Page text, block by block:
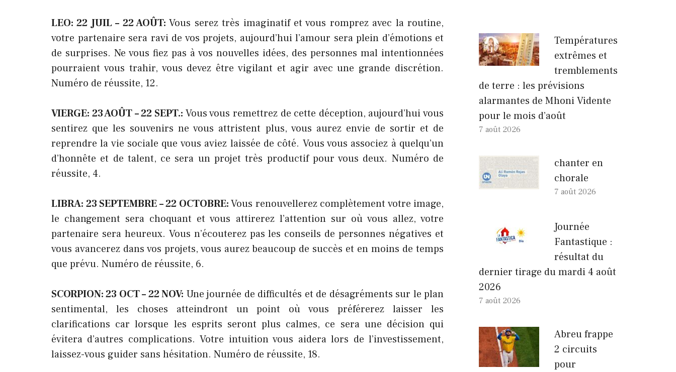
LEO: 22 JUIL – 22 AOÛT:Vous serez très imaginatif et vous romprez avec la routine,
votre partenaire sera ravi de vos projets, aujourd’hui l’amour sera plein d’émotions et
de surprises. Ne vous fiez pas à vos nouvelles idées, des personnes mal intentionnées
pourraient vous trahir, vous devez être vigilant et agir avec une grande discrétion.
Numéro de réussite, 12.
VIERGE: 23 AOÛT – 22 SEPT.: Vous vous remettrez de cette déception, aujourd’hui vous
sentirez que les souvenirs ne vous attristent plus, vous aurez envie de sortir et de
reprendre la vie sociale que vous aviez laissée de côté. Vous vous associez à quelqu’un
d’honnête et de talent, ce sera un projet très productif pour vous deux. Numéro de
réussite, 4.
LIBRA: 23 SEPTEMBRE – 22 OCTOBRE:Vous renouvellerez complètement votre image,
le changement sera choquant et vous attirerez l’attention sur où vous allez, votre
partenaire sera heureux. Vous n’écouterez pas les conseils de personnes négatives et
vous avancerez dans vos projets, vous aurez beaucoup de succès et en moins de temps
que prévu. Numéro de réussite, 6.
SCORPION: 23 OCT – 22 NOV: Une journée de difficultés et de désagréments sur le plan
sentimental, les choses atteindront un point où vous préférerez laisser les
clarifications car lorsque les esprits seront plus calmes, ce sera une décision qui
évitera d’autres complications. Votre intuition vous aidera lors de l’investissement,
laissez-vous guider sans hésitation. Numéro de réussite, 18.
Températures
extrêmes et
tremblements
de terre : les prévisions
alarmantes de Mhoni Vidente
pour le mois d’août
7 août 2026
chanter en
chorale
7 août 2026
Journée
Fantastique :
résultat du
dernier tirage du mardi 4 août
2026
7 août 2026
Abreu frappe
2 circuits
pour